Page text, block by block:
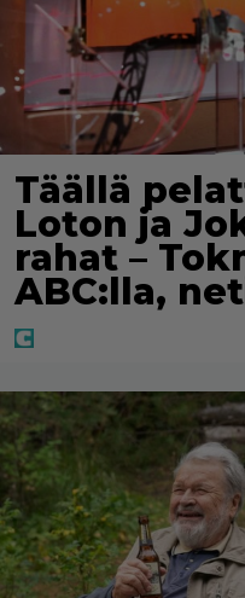
Täällä
Loton ja
rahat –
ABC:lla,